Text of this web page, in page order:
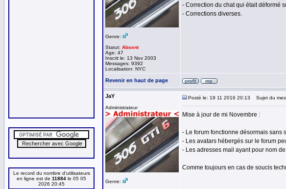
Le record du nombre d'utilisateurs
en ligne est de 11884 le 05 05
2026 20:45
Genre:
Statut: Absent
Age: 47
Inscrit le: 13 Nov 2003
Messages: 9392
Localisation: NYC
- Correction du chat qui était déformé
- Corrections diverses.
Revenir en haut de page
JaY
Administrateur
Genre:
Posté le: 19 11 2016 20:13 Sujet du
Mise à jour de mi Novembre :
- Le forum fonctionne désormais sans
- Les avatars hébergés sur le forum
- Les adresses mail ayant pour nom
Comme toujours en cas de soucis